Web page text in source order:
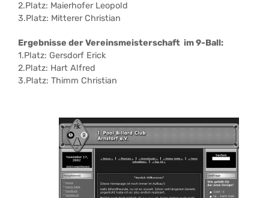
2.Platz: Maierhofer Leopold
3.Platz: Mitterer Christian
Ergebnisse der Vereinsmeisterschaft im 9-Ball:
1.Platz: Gersdorf Erick
2.Platz: Hart Alfred
3.Platz: Thimm Christian